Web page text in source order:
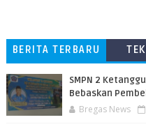
BERITA TERBARU
SMPN 2
Bebaskan
Bregas News